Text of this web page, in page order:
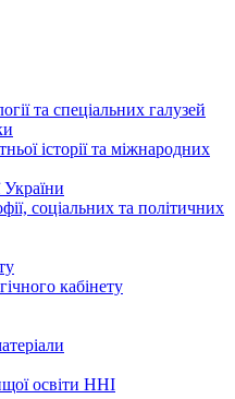
та спеціальних галузей
історії та міжнародних
України
соціальних та політичних
кабінету
освіти ННІ